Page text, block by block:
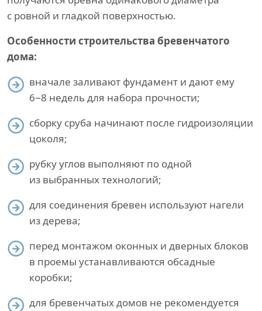
с ровной и гладкой поверхностью.
Особенности строительства бревенчатого
дома:
вначале заливают фундамент и дают ему
6−8 недель для набора прочности;
сборку сруба начинают после гидроизоляции
цоколя;
рубку углов выполняют по одной
из выбранных технологий;
для соединения бревен используют нагели
из дерева;
перед монтажом оконных и дверных блоков
в проемы устанавливаются обсадные
коробки;
для бревенчатых домов не рекомендуется